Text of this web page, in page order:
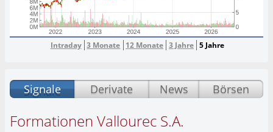
Intraday 3 Monate 12 Monate 3 Jahre 5 Jahre
Signale Derivate News Börsen
Formationen Vallourec S.A.